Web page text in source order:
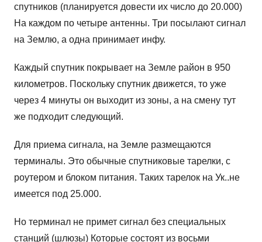
спутников (планируется довести их число до 20.000)
На каждом по четыре антенны. Три посылают сигнал
на Землю, а одна принимает инфу.
Каждый спутник покрывает на Земле район в 950
километров. Поскольку спутник движется, то уже
через 4 минуты он выходит из зоны, а на смену тут
же подходит следующий.
Для приема сигнала, на Земле размещаются
терминалы. Это обычные спутниковые тарелки, с
роутером и блоком питания. Таких тарелок на Ук..не
имеется под 25.000.
Но терминал не примет сигнал без специальных
станций (шлюзы) Которые состоят из восьми